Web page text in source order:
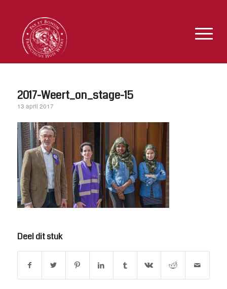
2017-Weert_on_stage-15
13 april 2017
Deel dit stuk